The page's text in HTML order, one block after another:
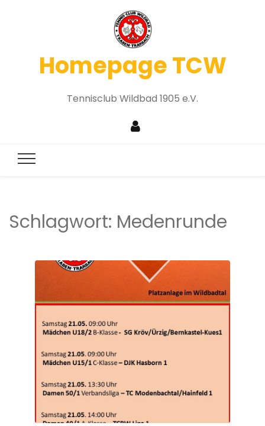
Homepage TCW
Tennisclub Wildbad 1905 e.V.
Schlagwort: Medenrunde